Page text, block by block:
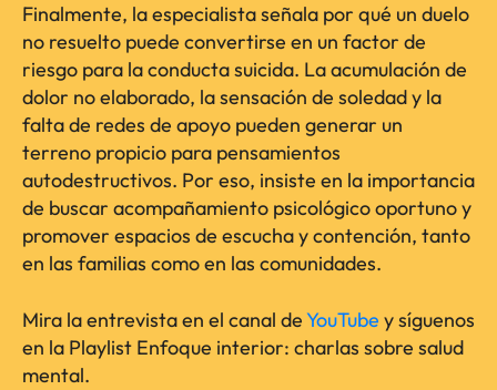
Finalmente, la especialista señala por qué un duelo
no resuelto puede convertirse en un factor de
riesgo para la conducta suicida. La acumulación de
dolor no elaborado, la sensación de soledad y la
falta de redes de apoyo pueden generar un
terreno propicio para pensamientos
autodestructivos. Por eso, insiste en la importancia
de buscar acompañamiento psicológico oportuno y
promover espacios de escucha y contención, tanto
en las familias como en las comunidades.
Mira la entrevista en el canal deYouTube y síguenos
en la Playlist Enfoque interior: charlas sobre salud
mental.